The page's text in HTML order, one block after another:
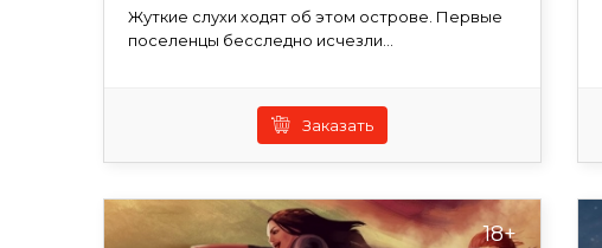
Жуткие слухи ходят об этом острове. Первые
поселенцы бесследно исчезли...
Заказать
18+